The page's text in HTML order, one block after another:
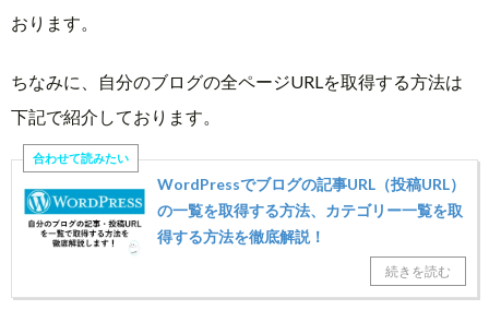
おります。
ちなみに、自分のブログの全ページURLを取得する方法は
下記で紹介しております。
WordPressでブログの記事URL（投稿URL）
の一覧を取得する方法、カテゴリー一覧を取
得する方法を徹底解説！